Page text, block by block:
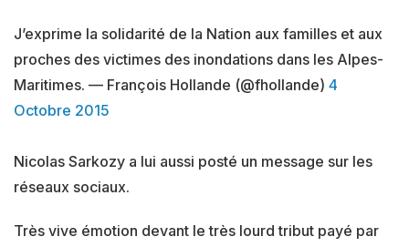
J’exprime la solidarité de la Nation aux familles et aux
proches des victimes des inondations dans les Alpes-
Maritimes. — François Hollande (@fhollande) 4
Octobre 2015
Nicolas Sarkozy a lui aussi posté un message sur les
réseaux sociaux.
Très vive émotion devant le très lourd tribut payé par